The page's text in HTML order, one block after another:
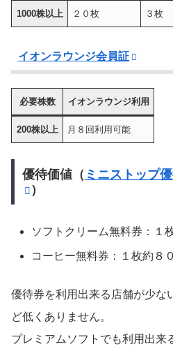
1000株以上 ２０枚 ３枚
イオンラウンジ会員証
必要株数 イオンラウンジ利用
200株以上 月８回利用可能
優待価値（ ミニストップ
）
ソフトクリーム無料券：１
コーヒー無料券：１枚約８
優待券を利用出来る店舗が少な
ど低くありません。
プレミアムソフトでも利用出来